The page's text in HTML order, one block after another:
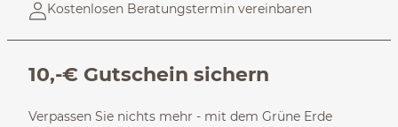
Kostenlosen Beratungstermin vereinbaren
10,-€ Gutschein sichern
Verpassen Sie nichts mehr - mit dem Grüne Erde